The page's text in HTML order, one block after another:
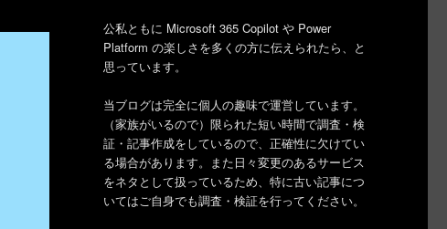
公私ともに Microsoft 365 Copilot や Power
Platform の楽しさを多くの方に伝えられたら、と
思っています。
当ブログは完全に個人の趣味で運営しています。
（家族がいるので）限られた短い時間で調査・検
証・記事作成をしているので、正確性に欠けてい
る場合があります。また日々変更のあるサービス
をネタとして扱っているため、特に古い記事につ
いてはご自身でも調査・検証を行ってください。